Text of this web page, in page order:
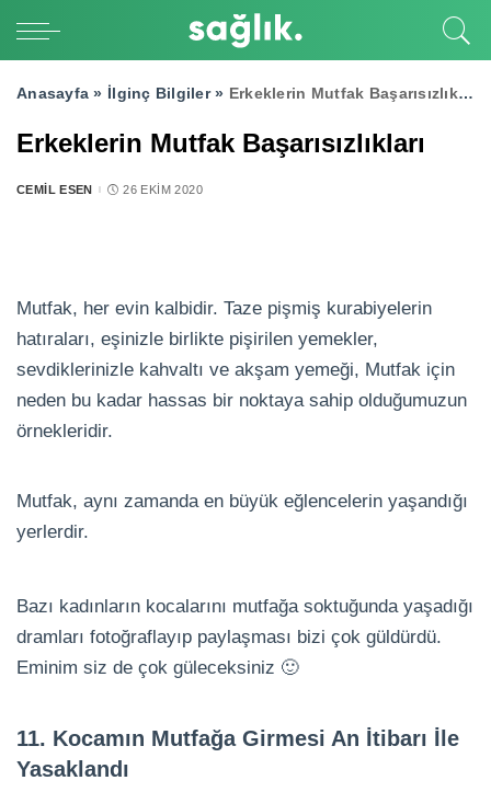
Anasayfa » İlginç Bilgiler» Erkeklerin Mutfak Başarısızlıkları
Erkeklerin Mutfak Başarısızlıkları
POSTED
CEMIL ESEN 26 EKIM 2020
Mutfak, her evin kalbidir. Taze pişmiş kurabiyelerin
hatıraları, eşinizle birlikte pişirilen yemekler,
sevdiklerinizle kahvaltı ve akşam yemeği, Mutfak için
neden bu kadar hassas bir noktaya sahip olduğumuzun
örnekleridir.
Mutfak, aynı zamanda en büyük eğlencelerin yaşandığı
yerlerdir.
Bazı kadınların kocalarını mutfağa soktuğunda yaşadığı
dramları fotoğraflayıp paylaşması bizi çok güldürdü.
Eminim siz de çok güleceksiniz 🙂
11. Kocamın Mutfağa Girmesi An İtibarı İle
Yasaklandı